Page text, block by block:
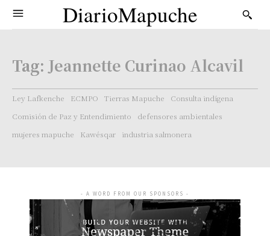
DiarioMapuche
Tag: Jeannette Curinao Alcavil
Ley Lafkenche ECMPO Tierras Mapuche
Consulta indígena
Comisión de Paz y Entendimiento
defensores ambientales
mujeres mapuche
Kawésqar industria salmonera
- A WORD FROM OUR SPONSORS -